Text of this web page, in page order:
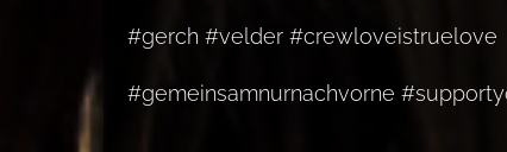
#gerch #velder #crewloveistruelove
#gemeinsamnurnachvorne